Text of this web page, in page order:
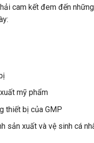
cam kết đem đến
mỹ phẩm
thiết bị của GMP
sản xuất và vệ sinh cá